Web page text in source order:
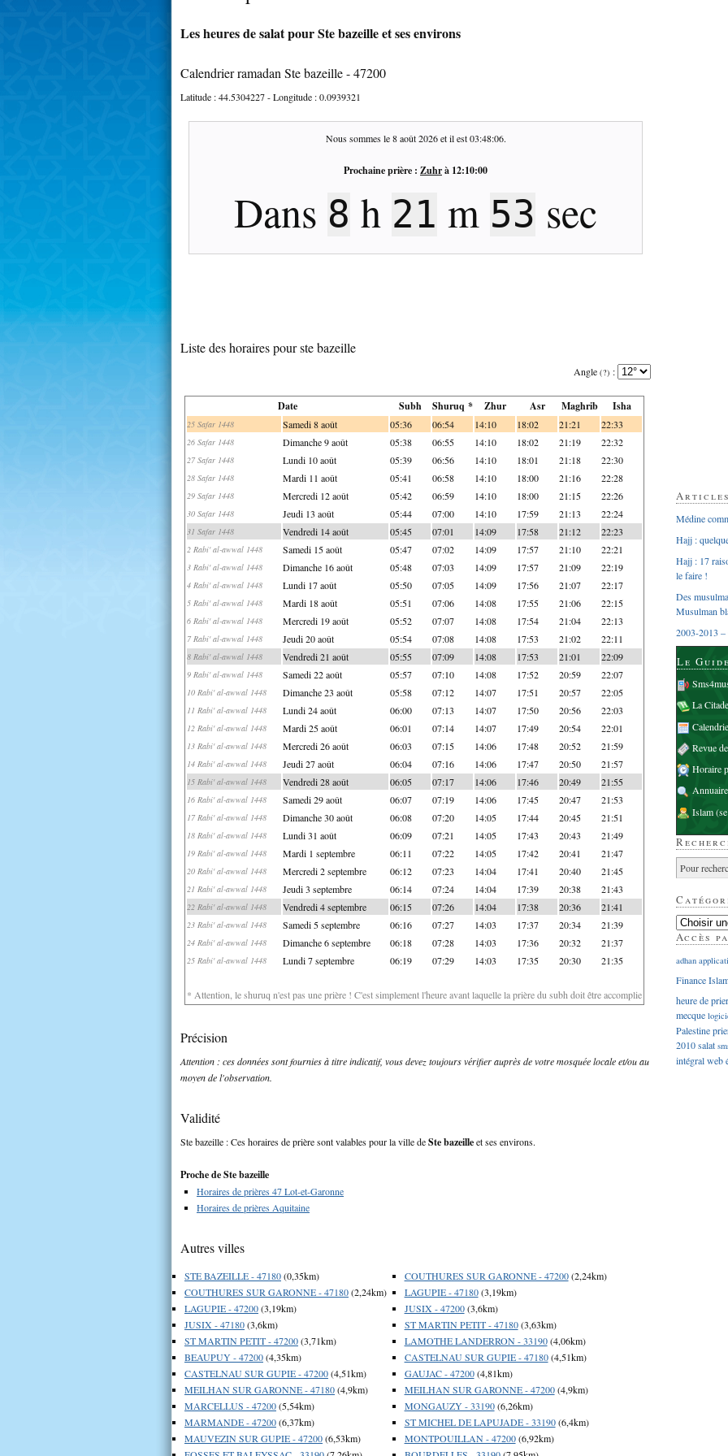
Les heures de salat pour Ste bazeille et ses environs
Calendrier ramadan Ste bazeille - 47200
Latitude :44.5304227- Longitude :0.0939321
Nous sommes le8 août 2026et il est03:48:07.
Prochaine prière : Zuhrà 12:10:00
Dans 8 h 21 m 52 sec
Liste des horaires pour ste bazeille
Angle (?) :
Date Subh Shuruq * Zhur Asr Maghrib Isha
25 Safar 1448 Samedi 8 août 05:36 06:54 14:10 18:02 21:21 22:33
26 Safar 1448 Dimanche 9 août 05:38 06:55 14:10 18:02 21:19 22:32
27 Safar 1448 Lundi 10 août 05:39 06:56 14:10 18:01 21:18 22:30
28 Safar 1448 Mardi 11 août 05:41 06:58 14:10 18:00 21:16 22:28
29 Safar 1448 Mercredi 12 août 05:42 06:59 14:10 18:00 21:15 22:26
30 Safar 1448 Jeudi 13 août 05:44 07:00 14:10 17:59 21:13 22:24
31 Safar 1448 Vendredi 14 août 05:45 07:01 14:09 17:58 21:12 22:23
2 Rabi' al-awwal 1448 Samedi 15 août 05:47 07:02 14:09 17:57 21:10 22:21
3 Rabi' al-awwal 1448 Dimanche 16 août 05:48 07:03 14:09 17:57 21:09 22:19
4 Rabi' al-awwal 1448 Lundi 17 août 05:50 07:05 14:09 17:56 21:07 22:17
5 Rabi' al-awwal 1448 Mardi 18 août 05:51 07:06 14:08 17:55 21:06 22:15
6 Rabi' al-awwal 1448 Mercredi 19 août 05:52 07:07 14:08 17:54 21:04 22:13
7 Rabi' al-awwal 1448 Jeudi 20 août 05:54 07:08 14:08 17:53 21:02 22:11
8 Rabi' al-awwal 1448 Vendredi 21 août 05:55 07:09 14:08 17:53 21:01 22:09
9 Rabi' al-awwal 1448 Samedi 22 août 05:57 07:10 14:08 17:52 20:59 22:07
10 Rabi' al-awwal 1448 Dimanche 23 août 05:58 07:12 14:07 17:51 20:57 22:05
11 Rabi' al-awwal 1448 Lundi 24 août 06:00 07:13 14:07 17:50 20:56 22:03
12 Rabi' al-awwal 1448 Mardi 25 août 06:01 07:14 14:07 17:49 20:54 22:01
13 Rabi' al-awwal 1448 Mercredi 26 août 06:03 07:15 14:06 17:48 20:52 21:59
14 Rabi' al-awwal 1448 Jeudi 27 août 06:04 07:16 14:06 17:47 20:50 21:57
15 Rabi' al-awwal 1448 Vendredi 28 août 06:05 07:17 14:06 17:46 20:49 21:55
16 Rabi' al-awwal 1448 Samedi 29 août 06:07 07:19 14:06 17:45 20:47 21:53
17 Rabi' al-awwal 1448 Dimanche 30 août 06:08 07:20 14:05 17:44 20:45 21:51
18 Rabi' al-awwal 1448 Lundi 31 août 06:09 07:21 14:05 17:43 20:43 21:49
19 Rabi' al-awwal 1448 Mardi 1 septembre 06:11 07:22 14:05 17:42 20:41 21:47
20 Rabi' al-awwal 1448 Mercredi 2 septembre 06:12 07:23 14:04 17:41 20:40 21:45
21 Rabi' al-awwal 1448 Jeudi 3 septembre 06:14 07:24 14:04 17:39 20:38 21:43
22 Rabi' al-awwal 1448 Vendredi 4 septembre 06:15 07:26 14:04 17:38 20:36 21:41
23 Rabi' al-awwal 1448 Samedi 5 septembre 06:16 07:27 14:03 17:37 20:34 21:39
24 Rabi' al-awwal 1448 Dimanche 6 septembre 06:18 07:28 14:03 17:36 20:32 21:37
25 Rabi' al-awwal 1448 Lundi 7 septembre 06:19 07:29 14:03 17:35 20:30 21:35
* Attention, le shuruq n'est pas une prière ! C'est simplement l'heure avant laquelle la prière du subh doit être accomplie
Précision
Attention : ces données sont fournies à titre indicatif, vous devez toujours vérifier auprès de votre mosquée locale et/ou au
moyen de l'observation.
Validité
Ste bazeille : Ces horaires de prière sont valables pour la ville deSte bazeilleet ses environs.
Proche de Ste bazeille
Horaires de prières 47 Lot-et-Garonne
Horaires de prières Aquitaine
Autres villes
STE BAZEILLE - 47180(0,35km)
COUTHURES SUR GARONNE - 47180(2,24km)
LAGUPIE - 47200(3,19km)
JUSIX - 47180(3,6km)
ST MARTIN PETIT - 47200(3,71km)
BEAUPUY - 47200(4,35km)
CASTELNAU SUR GUPIE - 47200(4,51km)
MEILHAN SUR GARONNE - 47180(4,9km)
MARCELLUS - 47200(5,54km)
MARMANDE - 47200(6,37km)
MAUVEZIN SUR GUPIE - 47200(6,53km)
COUTHURES SUR GARONNE - 47200(2,24km)
LAGUPIE - 47180(3,19km)
JUSIX - 47200(3,6km)
ST MARTIN PETIT - 47180(3,63km)
LAMOTHE LANDERRON - 33190(4,06km)
CASTELNAU SUR GUPIE - 47180(4,51km)
GAUJAC - 47200(4,81km)
MEILHAN SUR GARONNE - 47200(4,9km)
MONGAUZY - 33190(6,26km)
ST MICHEL DE LAPUJADE - 33190(6,4km)
MONTPOUILLAN - 47200(6,92km)
Médine
Hajj :
Hajj : 17
le faire !
Des
Musulman
2003-2013 –
Le
La
Revue
Horaire
Islam
Accès
adhan
Finance
heure de
mecque
Palestine
2010salat
intégralweb